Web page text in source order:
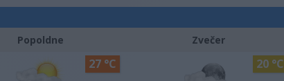
Popoldne
27 °C
Zvečer
20 °C